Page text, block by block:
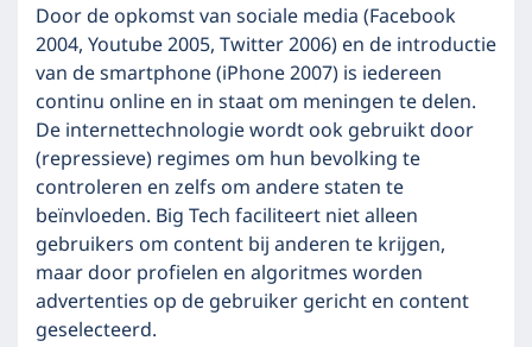
Door de opkomst van sociale media (Facebook
2004, Youtube 2005, Twitter 2006) en de introductie
van de smartphone (iPhone 2007) is iedereen
continu online en in staat om meningen te delen.
De internettechnologie wordt ook gebruikt door
(repressieve) regimes om hun bevolking te
controleren en zelfs om andere staten te
beïnvloeden. Big Tech faciliteert niet alleen
gebruikers om content bij anderen te krijgen,
maar door profielen en algoritmes worden
advertenties op de gebruiker gericht en content
geselecteerd.